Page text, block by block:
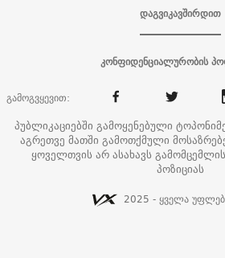
დაგვიკავშირდით
კონფიდენციალურობის
გამოგვყევით:
პუბლიკაციებში გამოყენებული
აგრეთვე მათში გამოთქმული
ყოველთვის არ ასახავს
პოზიციას
2025 - ყველა